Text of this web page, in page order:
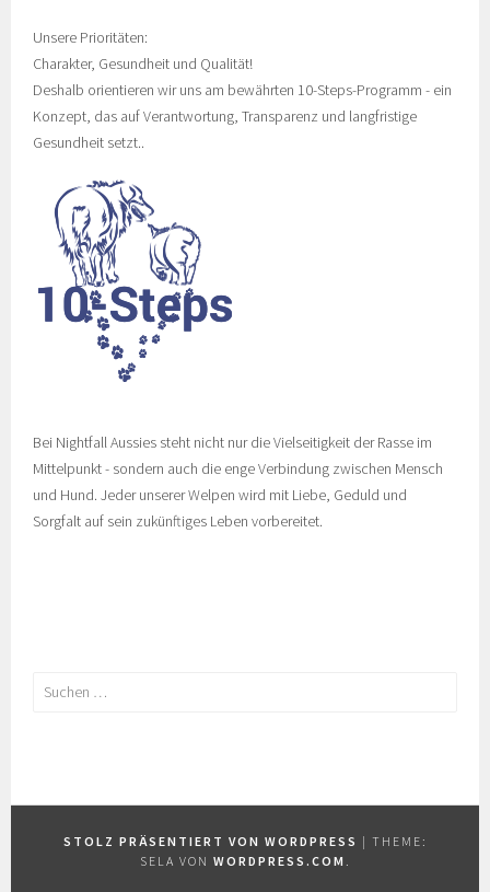
Unsere Prioritäten:
Charakter, Gesundheit und Qualität!
Deshalb orientieren wir uns am bewährten 10-Steps-Programm - ein
Konzept, das auf Verantwortung, Transparenz und langfristige
Gesundheit setzt..
Bei Nightfall Aussies steht nicht nur die Vielseitigkeit der Rasse im
Mittelpunkt - sondern auch die enge Verbindung zwischen Mensch
und Hund. Jeder unserer Welpen wird mit Liebe, Geduld und
Sorgfalt auf sein zukünftiges Leben vorbereitet.
Suchen
STOLZ PRÄSENTIERT VON WORDPRESS | THEME:
SELA VON WORDPRESS.COM